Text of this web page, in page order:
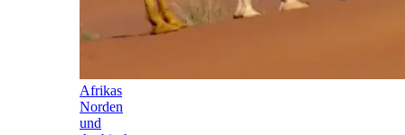
Afrikas
Norden
und